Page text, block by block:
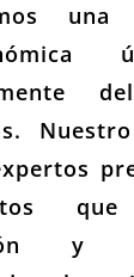
una
que
y